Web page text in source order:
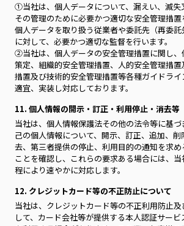
①当社は、個人データについて、漏えい、滅失
その管理のために必要かつ適切な安全管理措置
個人データを取り扱う従業者や委託先（再委託
に対して、必要かつ適切な監督を行います。
②当社は、個人データの安全管理措置に関し、
策定、組織的安全管理措置、人的安全管理措
措置及び技術的安全管理措置等各種ガイドライ
適宜、実装し対応しております。
11. 個人情報の開示・訂正・利用停止・消去等
当社は、個人情報保護法その他の法令等に基づ
己の個人情報について、開示、訂正、追加、
去、第三者提供の停止、利用目的の通知を求
ことを確認し、これらの要求ある場合には、
程により速やかに対応します。
12. クレジットカード等の不正防止について
当社は、クレジットカード等の不正利用防止
して、カード会社等が提供する本人認証サービ